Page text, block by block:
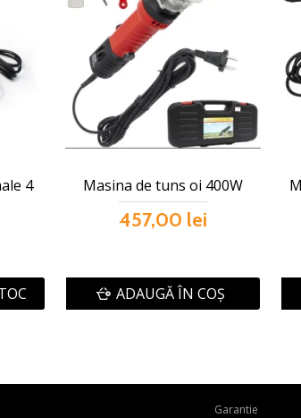
4
Masina de tuns oi 400W
457,00 lei
ADAUGĂ ÎN COŞ
Garantie